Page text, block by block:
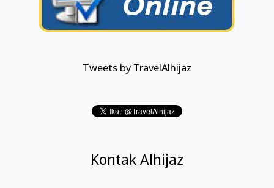
Tweets by TravelAlhijaz
Kontak Alhijaz